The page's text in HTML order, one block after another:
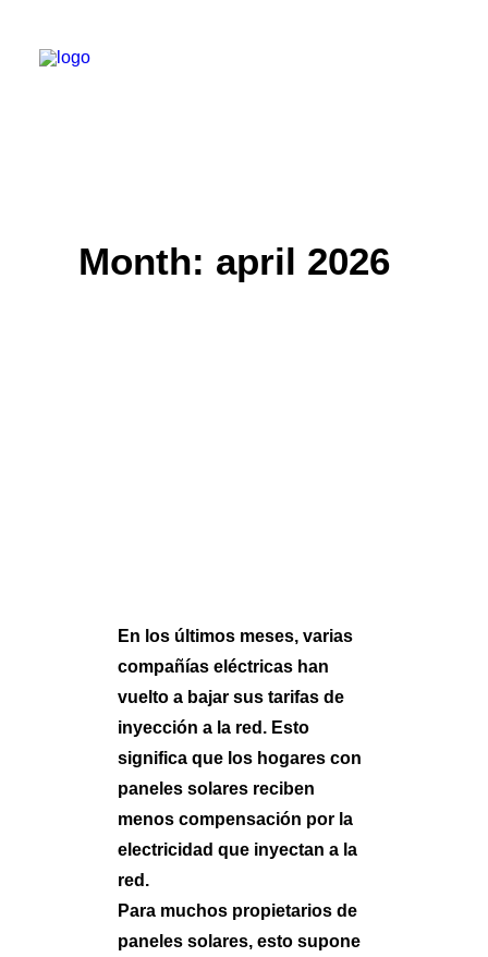
Team
Onze Partners
Met ons samenwerken
Month: april 2026
En los últimos meses, varias
compañías eléctricas han
vuelto a bajar sus tarifas de
inyección a la red. Esto
significa que los hogares con
paneles solares reciben
menos compensación por la
electricidad que inyectan a la
red.
Para muchos propietarios de
paneles solares, esto supone